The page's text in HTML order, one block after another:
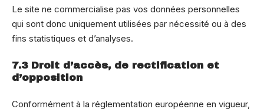
Le site ne commercialise pas vos données personnelles
qui sont donc uniquement utilisées par nécessité ou à des
fins statistiques et d’analyses.
7.3 Droit d’accès, de rectification et
d’opposition
Conformément à la réglementation européenne en vigueur,